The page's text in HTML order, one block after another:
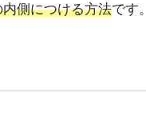
側につける方法です。